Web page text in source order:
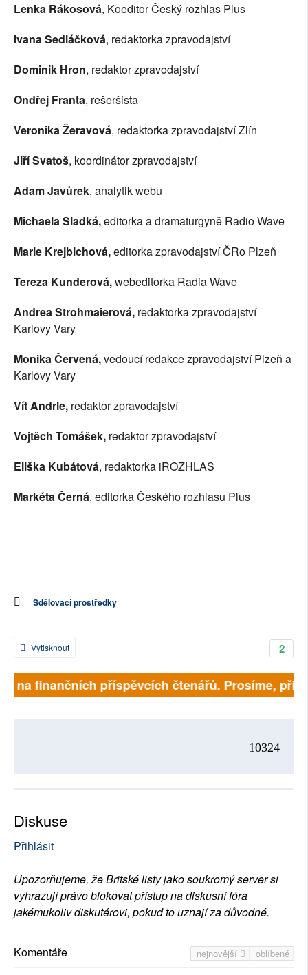
Lenka Rákosová, Koeditor Český rozhlas Plus
Ivana Sedláčková, redaktorka zpravodajství
Dominik Hron, redaktor zpravodajství
Ondřej Franta, rešeršista
Veronika Žeravová, redaktorka zpravodajství Zlín
Jiří Svatoš, koordinátor zpravodajství
Adam Javůrek, analytik webu
Michaela Sladká, editorka a dramaturgyně Radio Wave
Marie Krejbichová, editorka zpravodajství ČRo Plzeň
Tereza Kunderová, webeditorka Radia Wave
Andrea Strohmaierová, redaktorka zpravodajství
Karlovy Vary
Monika Červená, vedoucí redakce zpravodajství Plzeň a
Karlovy Vary
Vít Andrle, redaktor zpravodajství
Vojtěch Tomášek, redaktor zpravodajství
Eliška Kubátová, redaktorka iROZHLAS
Markéta Černá, editorka Českého rozhlasu Plus
Sdělovací prostředky
2
Vytisknout
finančních příspěvcích čtenářů. Prosíme,
10324
Diskuse
Přihlásit
Upozorňujeme, že Britské listy jako soukromý server si
vyhrazují právo blokovat přístup na diskusní fóra
jakémukoliv diskutérovi, pokud to uznají za důvodné.
nejnovější oblíbené
Komentáře